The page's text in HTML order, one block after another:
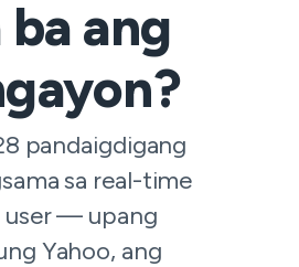
ba ang
pandaigdigang
sa real-time
user — upang
Yahoo, ang